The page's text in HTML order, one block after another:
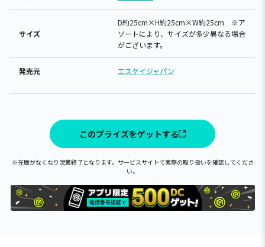
サイズ
D約25cm×H約25cm×W約25cm ※ア
ソートにより、サイズが多少異なる場合
がございます。
発売元 エスケイジャパン
このプライズをゲットする
※在庫がなくなり次第終了となります。サービスサイトで実際の取り扱いを確認してくださ
い。